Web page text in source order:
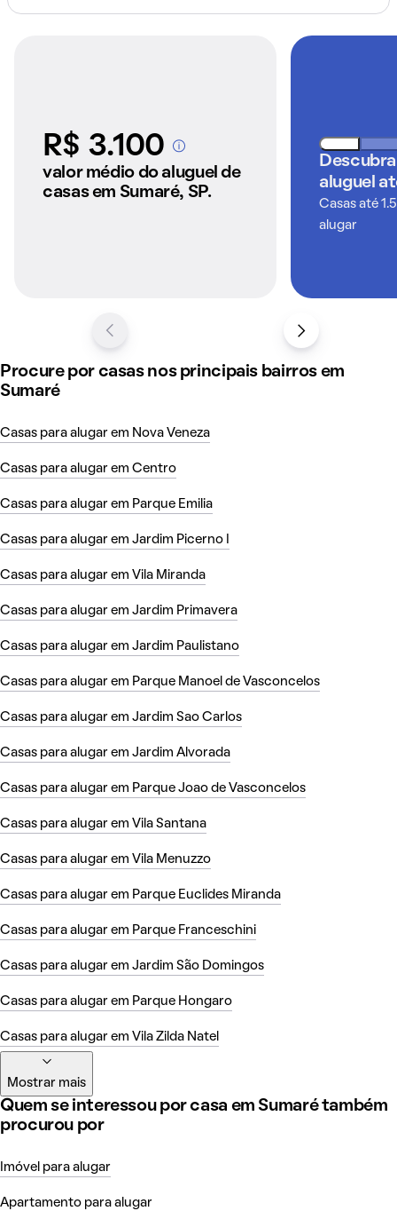
R$ 3.100A partir dos imóveis
anunciados pelo
QuintoAndar
valor médio do aluguel de
casas em Sumaré, SP.
aluguel
Casas até
alugar
Procure por casas nos principais bairros em
Sumaré
Casas para alugar em Nova Veneza
Casas para alugar em Centro
Casas para alugar em Parque Emilia
Casas para alugar em Jardim Picerno I
Casas para alugar em Vila Miranda
Casas para alugar em Jardim Primavera
Casas para alugar em Jardim Paulistano
Casas para alugar em Parque Manoel de Vasconcelos
Casas para alugar em Jardim Sao Carlos
Casas para alugar em Jardim Alvorada
Casas para alugar em Parque Joao de Vasconcelos
Casas para alugar em Vila Santana
Casas para alugar em Vila Menuzzo
Casas para alugar em Parque Euclides Miranda
Casas para alugar em Parque Franceschini
Casas para alugar em Jardim São Domingos
Casas para alugar em Parque Hongaro
Casas para alugar em Vila Zilda Natel
Mostrar mais
Quem se interessou por casa em Sumaré também
procurou por
Imóvel para alugar
Apartamento para alugar